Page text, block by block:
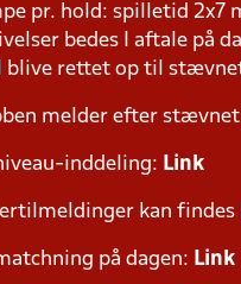
pr. hold: spilletid 2x7
bedes I aftale på
blive rettet op til
melder efter stævnet
inddeling: Link
kan findes
på dagen: Link